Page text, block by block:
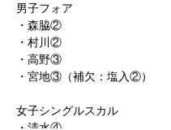
男子フォア
・森脇②
・村川②
・高野③
・宮地③（補欠：塩入②）
女子シングルスカル